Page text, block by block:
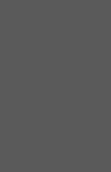
friskheten